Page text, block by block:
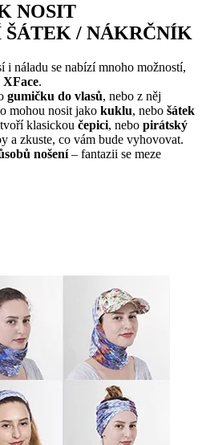
NOSIT
/ NÁKRČNÍK
i náladu se nabízí mnoho možností,
.
gumičku do vlasů, nebo z něj
mohou nosit jako kuklu, nebo šátek
klasickou čepici, nebo pirátský
a zkuste, co vám bude vyhovovat.
nošení– fantazii se meze